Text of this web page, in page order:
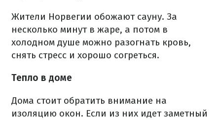
Жители Норвегии обожают сауну. За
несколько минут в жаре, а потом в
холодном душе можно разогнать кровь,
снять стресс и хорошо согреться.
Тепло в доме
Дома стоит обратить внимание на
изоляцию окон. Если из них идет заметный